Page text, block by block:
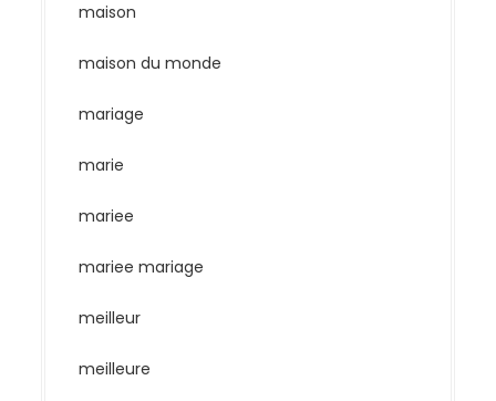
maison
maison du monde
mariage
marie
mariee
mariee mariage
meilleur
meilleure